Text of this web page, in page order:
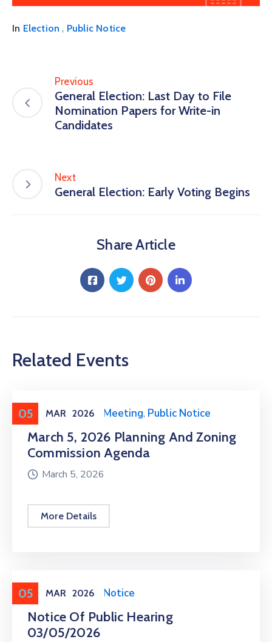
In Election , Public Notice
Previous
General Election: Last Day to File
Nomination Papers for Write-in
Candidates
Next
General Election: Early Voting Begins
Share Article
Related Events
05 MAR 2026
Meeting Public Meeting, Public Notice
March 5, 2026 Planning And Zoning
Commission Agenda
March 5, 2026
More Details
05 MAR 2026
Meeting Public Notice
Notice Of Public Hearing
03/05/2026